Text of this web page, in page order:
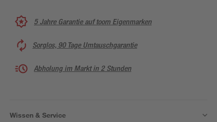
5 Jahre Garantie auf toom Eigenmarken
Sorglos, 90 Tage Umtauschgarantie
Abholung im Markt in 2 Stunden
Wissen & Service